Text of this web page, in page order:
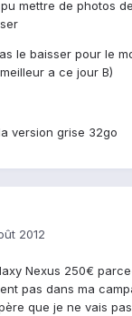
mettre de photos
le baisser pour le
a ce jour B)
version grise 32go
2012
Nexus 250€
pas dans ma
que je ne vais